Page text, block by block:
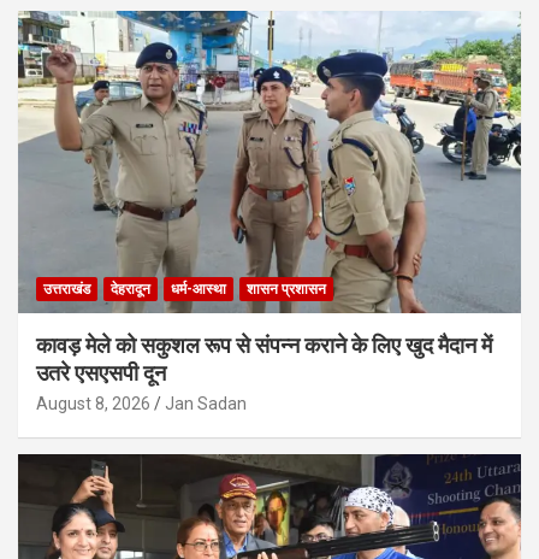
उत्तराखंड देहरादून धर्म-आस्था शासन प्रशासन
कावड़ मेले को सकुशल रूप से संपन्न कराने के लिए खुद मैदान में
उतरे एसएसपी दून
August 8, 2026 Jan Sadan